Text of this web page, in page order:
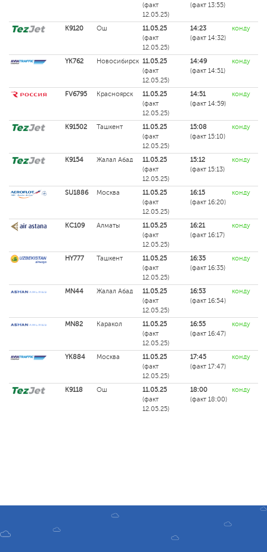
(факт
12.05.25)
(факт 13:55)
K9120 Ош
11.05.25
(факт
12.05.25)
14:23
(факт 14:32)
конду
YK762 Новосибирск 11.05.25
(факт
12.05.25)
14:49
(факт 14:51)
конду
FV6795 Красноярск
11.05.25
(факт
12.05.25)
14:51
(факт 14:59)
конду
K91502 Ташкент
11.05.25
(факт
12.05.25)
15:08
(факт 15:10)
конду
K9154 Жалал Абад
11.05.25
(факт
12.05.25)
15:12
(факт 15:13)
конду
SU1886 Москва
11.05.25
(факт
12.05.25)
16:15
(факт 16:20)
конду
KC109 Алматы
11.05.25
(факт
12.05.25)
16:21
(факт 16:17)
конду
HY777 Ташкент
11.05.25
(факт
12.05.25)
16:35
(факт 16:35)
конду
MN44 Жалал Абад
11.05.25
(факт
12.05.25)
16:53
(факт 16:54)
конду
MN82 Каракол
11.05.25
(факт
12.05.25)
16:55
(факт 16:47)
конду
YK884 Москва
11.05.25
(факт
12.05.25)
17:45
(факт 17:47)
конду
K9118 Ош
11.05.25
(факт
12.05.25)
18:00
(факт 18:00)
конду